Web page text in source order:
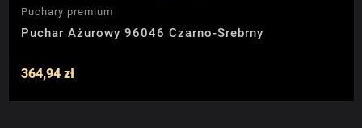
Puchary premium
Puchar Ażurowy 96046 Czarno-Srebrny
364,94 zł